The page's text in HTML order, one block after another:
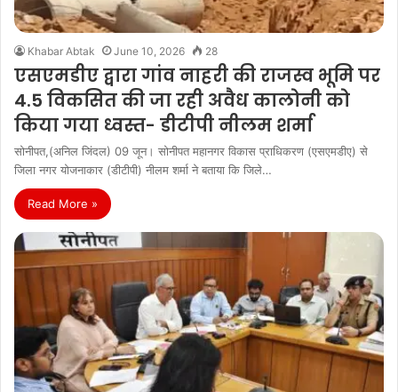
Khabar Abtak June 10, 2026 28
एसएमडीए द्वारा गांव नाहरी की राजस्व भूमि पर
4.5 विकसित की जा रही अवैध कालोनी को
किया गया ध्वस्त- डीटीपी नीलम शर्मा
सोनीपत,(अनिल जिंदल) 09 जून। सोनीपत महानगर विकास प्राधिकरण (एसएमडीए) से
जिला नगर योजनाकार (डीटीपी) नीलम शर्मा ने बताया कि जिले…
Read More »